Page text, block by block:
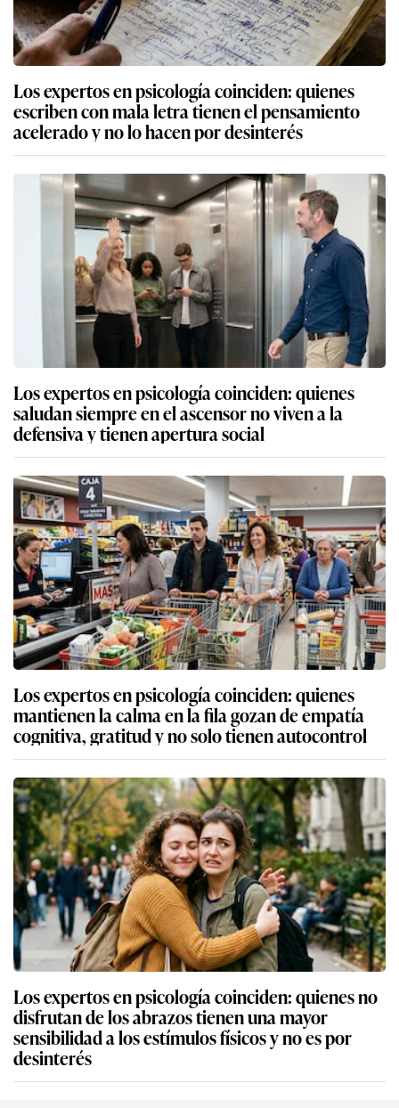
Los expertos en psicología coinciden: quienes
escriben con mala letra tienen el pensamiento
acelerado y no lo hacen por desinterés
Los expertos en psicología coinciden: quienes
saludan siempre en el ascensor no viven a la
defensiva y tienen apertura social
Los expertos en psicología coinciden: quienes
mantienen la calma en la fila gozan de empatía
cognitiva, gratitud y no solo tienen autocontrol
Los expertos en psicología coinciden: quienes no
disfrutan de los abrazos tienen una mayor
sensibilidad a los estímulos físicos y no es por
desinterés